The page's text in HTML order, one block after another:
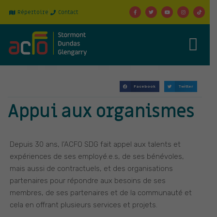
Répertoire Contact
Facebook Twitter
Appui aux organismes
Depuis 30 ans, l’ACFO SDG fait appel aux talents et
expériences de ses employé.e.s, de ses bénévoles,
mais aussi de contractuels, et des organisations
partenaires pour répondre aux besoins de ses
membres, de ses partenaires et de la communauté et
cela en offrant plusieurs services et projets.